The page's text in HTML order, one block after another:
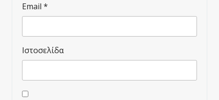
Email *
Ιστοσελίδα